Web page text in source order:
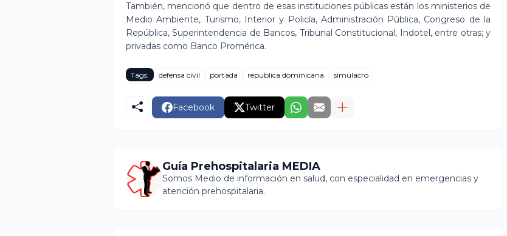
También, mencionó que dentro de esas instituciones públicas están los ministerios de
Medio Ambiente, Turismo, Interior y Policía, Administración Pública, Congreso de la
República, Superintendencia de Bancos, Tribunal Constitucional, Indotel, entre otras; y
privadas como Banco Promérica.
Tags: defensa civil portada republica dominicana simulacro
Facebook Twitter
Guía Prehospitalaria MEDIA
Somos Medio de información en salud, con especialidad en emergencias y
atención prehospitalaria.